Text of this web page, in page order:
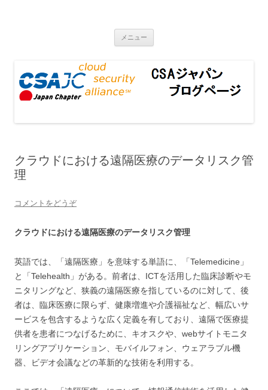
メニュー
クラウドにおける遠隔医療のデータリスク管
理
コメントをどうぞ
クラウドにおける遠隔医療のデータリスク管理
英語では、「遠隔医療」を意味する単語に、「Telemedicine」
と「Telehealth」がある。前者は、ICTを活用した臨床診断やモ
ニタリングなど、狭義の遠隔医療を指しているのに対して、後
者は、臨床医療に限らず、健康増進や介護福祉など、幅広いサ
ービスを包含するような広く定義を有しており、遠隔で医療提
供者を患者につなげるために、キオスクや、webサイトモニタ
リングアプリケーション、モバイルフォン、ウェアラブル機
器、ビデオ会議などの革新的な技術を利用する。